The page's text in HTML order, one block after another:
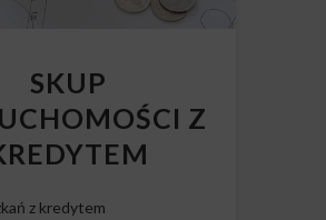
SKUP
Z
z kredytem